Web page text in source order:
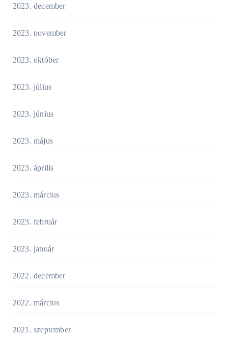
2023. december
2023. november
2023. október
2023. július
2023. június
2023. május
2023. április
2023. március
2023. február
2023. január
2022. december
2022. március
2021. szeptember